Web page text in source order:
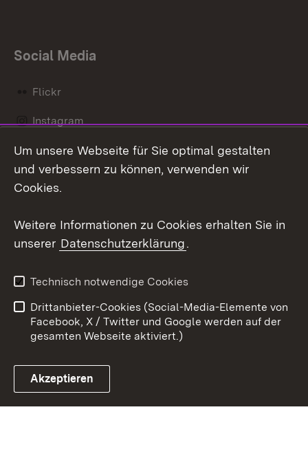
Social Media
Flickr
Instagram
Social Wall
Link zum Landesportal
Barrierefreiheit
Benutzungshinweise
Impressum
Cookies
Um unsere Webseite für Sie optimal gestalten
und verbessern zu können, verwenden wir
Cookies.
Weitere Informationen zu Cookies erhalten Sie in
unserer Datenschutzerklärung.
Technisch notwendige Cookies
Drittanbieter-Cookies (Social-Media-Elemente von
Facebook, X / Twitter und Google werden auf der
gesamten Webseite aktiviert.)
Akzeptieren